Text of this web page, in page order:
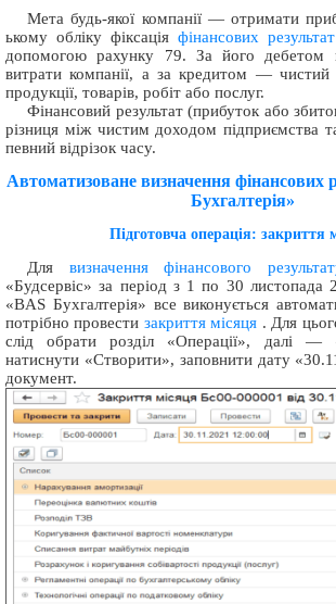
Мета будь-якої компанії — отримати
ькому обліку фіксація фінансових результат
допомогою рахунку 79. За його дебетом
витрати компанії, а за кредитом — чистий
продукції, товарів, робіт або послуг.
Фінансовий результат (прибуток або
різниця між чистим доходом підприємства
певний відрізок часу.
Автоматизоване визначення фінансових
Бухгалтерія»
Підготовча операція: закриття
Для визначення фінансового
«Будсервіс» за період з 1 по 30 листопада
«BAS Бухгалтерія» все виконується
потрібно провести закриття місяця . Для
слід обрати розділ «Операції», далі —
натиснути «Створити», заповнити дату
документ.